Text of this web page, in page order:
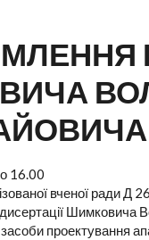
16.00
вченої ради Д
дисертації
проектування